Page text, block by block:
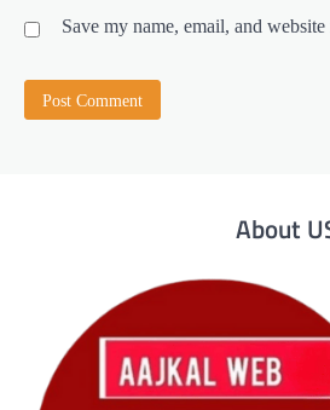
Save my name, email, and
About